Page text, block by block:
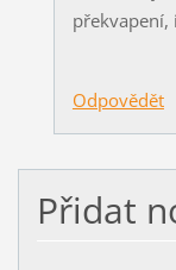
překvapení,
Odpovědět
Přidat